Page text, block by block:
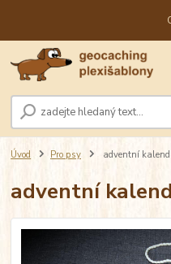
Úvod Pro psy adventní
adventní